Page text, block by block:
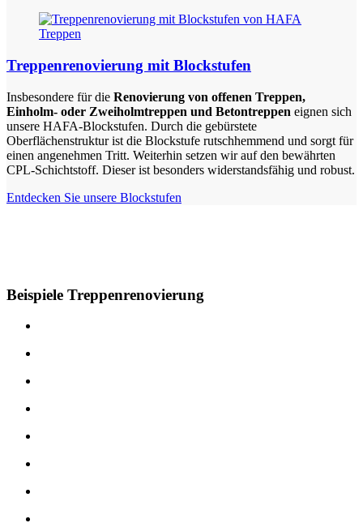
Treppenrenovierung mit Blockstufen
Insbesondere für die Renovierung von offenen Treppen,
Einholm- oder Zweiholmtreppen und Betontreppen eignen sich
unsere HAFA-Blockstufen. Durch die gebürstete
Oberflächenstruktur ist die Blockstufe rutschhemmend und sorgt für
einen angenehmen Tritt. Weiterhin setzen wir auf den bewährten
CPL-Schichtstoff. Dieser ist besonders widerstandsfähig und robust.
Entdecken Sie unsere Blockstufen
Beispiele Treppenrenovierung